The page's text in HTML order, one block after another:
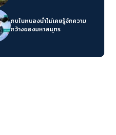
กบในหนองน้ำไม่เคยรู้จักความ
กว้างของมหาสมุทร